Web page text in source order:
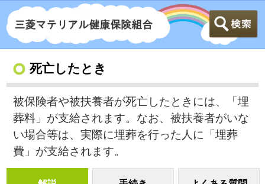
死亡したとき
被保険者や被扶養者が死亡したときには、「埋
葬料」が支給されます。なお、被扶養者がいな
い場合等は、実際に埋葬を行った人に「埋葬
費」が支給されます。
解説 手続き よくある質問